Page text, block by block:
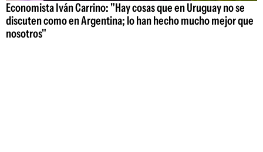
Economista Iván Carrino: "Hay cosas que en Uruguay no se
discuten como en Argentina; lo han hecho mucho mejor que
nosotros"